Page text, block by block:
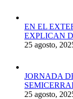
EN EL
EXPLICAN
25 agosto,
JORNADA
25 agosto,